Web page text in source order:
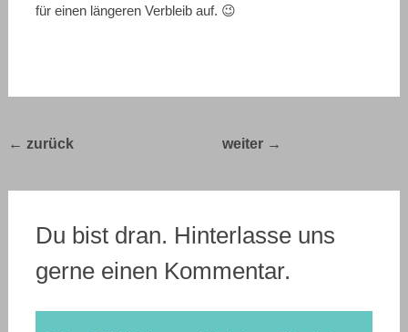
für einen längeren Verbleib auf. 😉
Post
←
Du bist dran. Hinterlasse uns
gerne einen Kommentar.